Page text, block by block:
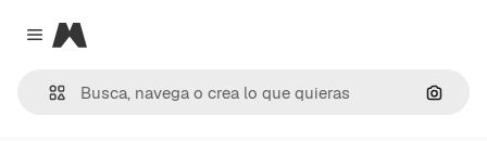
Close menu
Magnific